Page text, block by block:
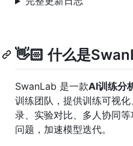
👋🏻 什么是
SwanLab 是一款AI训练分
训练团队，提供训练可视
录、实验对比、多人协同
问题，加速模型迭代。